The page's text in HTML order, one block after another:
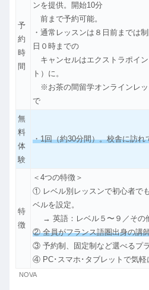
予
約
時
間
ンを提供。開始10分
前まで予約可能。
・通常レッスンは８日前までは
日０時までの
キャンセルはエクストラポイ
ト）に。
※お茶の間留学オンラインレッ
で
無
料
体
験
・1回（約30分間）。校舎に訪れ
特
徴
＜4つの特徴＞
① レベル別レッスンで初心者で
ベルを設定。
→ 英語：レベル５〜９／その
② 全員がフランス語圏出身の講
③ 予約制、固定制など選べるプラ
④ PC･スマホ･タブレットで気軽
NOVA